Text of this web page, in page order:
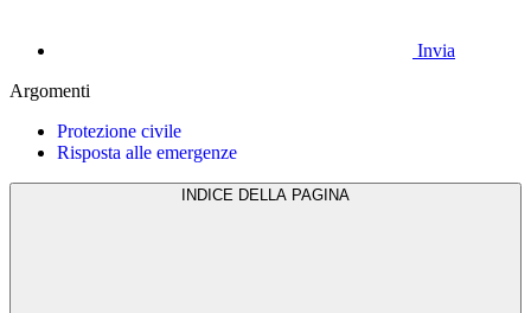
Invia
Argomenti
Protezione civile
Risposta alle emergenze